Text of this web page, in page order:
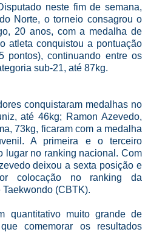
neste fim de semana,
Norte, o torneio consagrou o
20 anos, com a medalha de
atleta conquistou a pontuação
pontos), continuando entre os
sub-21, até 87kg.
conquistaram medalhas no
até 46kg; Ramon Azevedo,
73kg, ficaram com a medalha
A primeira e o terceiro
lugar no ranking nacional. Com
deixou a sexta posição e
colocação no ranking da
(CBTK).
quantitativo muito grande de
comemorar os resultados